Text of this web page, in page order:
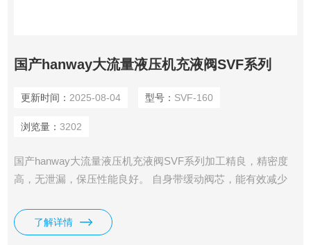
国产hanway大流量液压机充液阀SVF系列
更新时间： 2025-08-04 型号： SVF-160
浏览量： 3202
国产hanway大流量液压机充液阀SVF系列加工精良，精密度
高，无泄漏，保压性能良好。 自身带缓动阀芯，能有效减少
了解详情